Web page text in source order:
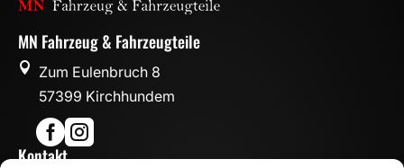
MN Fahrzeug & Fahrzeugteile

Zum Eulenbruch 8
57399 Kirchhundem

Kontakt